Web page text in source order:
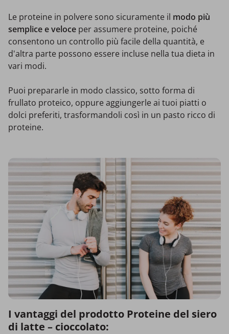
Le proteine in polvere sono sicuramente il modo più
semplice e veloce per assumere proteine, poiché
consentono un controllo più facile della quantità, e
d'altra parte possono essere incluse nella tua dieta in
vari modi.
Puoi prepararle in modo classico, sotto forma di
frullato proteico, oppure aggiungerle ai tuoi piatti o
dolci preferiti, trasformandoli così in un pasto ricco di
proteine.
I vantaggi del prodotto Proteine del siero
di latte – cioccolato: